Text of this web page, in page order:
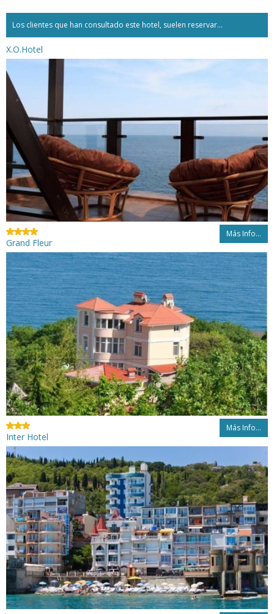
Los clientes que han consultado este hotel, suelen reservar...
X.O.Hotel
Más Info...
Grand Fleur
Más Info...
Inter Hotel